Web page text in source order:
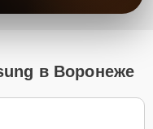
в Воронеже